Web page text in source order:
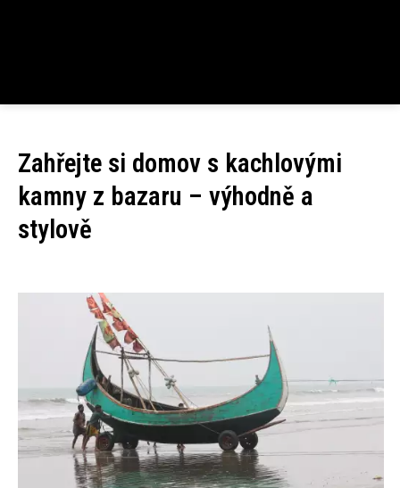
Zahřejte si domov s kachlovými
kamny z bazaru – výhodně a
stylově